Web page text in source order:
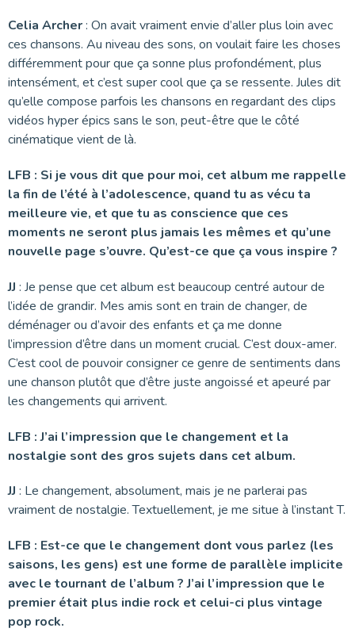
Celia Archer: On avait vraiment envie d’aller plus loin avec
ces chansons. Au niveau des sons, on voulait faire les choses
différemment pour que ça sonne plus profondément, plus
intensément, et c’est super cool que ça se ressente. Jules dit
qu’elle compose parfois les chansons en regardant des clips
vidéos hyper épics sans le son, peut-être que le côté
cinématique vient de là.
LFB : Si je vous dit que pour moi, cet album me rappelle
la fin de l’été à l’adolescence, quand tu as vécu ta
meilleure vie, et que tu as conscience que ces
moments ne seront plus jamais les mêmes et qu’une
nouvelle page s’ouvre. Qu’est-ce que ça vous inspire ?
JJ : Je pense que cet album est beaucoup centré autour de
l’idée de grandir. Mes amis sont en train de changer, de
déménager ou d’avoir des enfants et ça me donne
l’impression d’être dans un moment crucial. C’est doux-amer.
C’est cool de pouvoir consigner ce genre de sentiments dans
une chanson plutôt que d’être juste angoissé et apeuré par
les changements qui arrivent.
LFB : J’ai l’impression que le changement et la
nostalgie sont des gros sujets dans cet album.
JJ : Le changement, absolument, mais je ne parlerai pas
vraiment de nostalgie. Textuellement, je me situe à l’instant T.
LFB : Est-ce que le changement dont vous parlez (les
saisons, les gens) est une forme de parallèle implicite
avec le tournant de l’album ? J’ai l’impression que le
premier était plus indie rock et celui-ci plus vintage
pop rock.